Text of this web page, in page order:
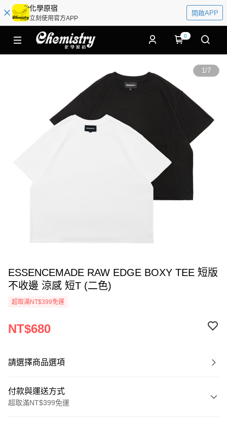
化學原宿
立刻使用官方APP
開啟APP
0
1/7
ESSENCEMADE RAW EDGE BOXY TEE 短版
不收邊 涼感 短T (二色)
超取滿NT$399免運
NT$680
請選擇商品選項
付款與運送方式
超取滿NT$399免運